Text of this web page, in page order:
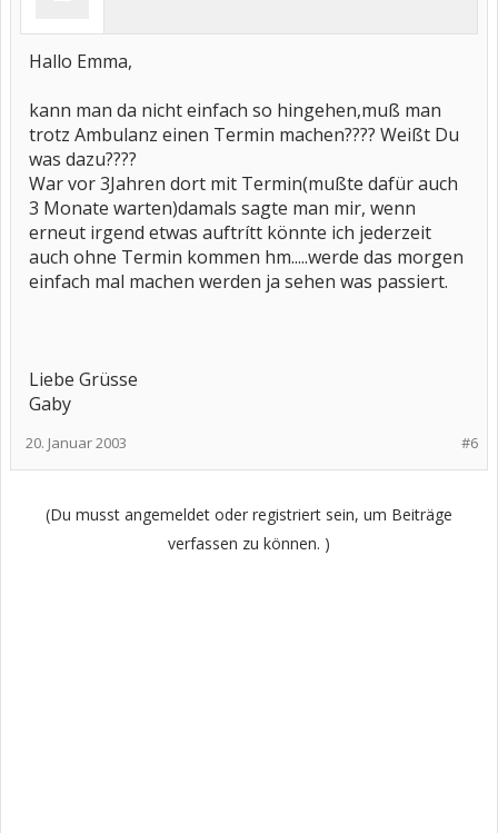
Hallo Emma,
kann man da nicht einfach so hingehen,muß man
trotz Ambulanz einen Termin machen???? Weißt Du
was dazu????
War vor 3Jahren dort mit Termin(mußte dafür auch
3 Monate warten)damals sagte man mir, wenn
erneut irgend etwas auftrítt könnte ich jederzeit
auch ohne Termin kommen hm.....werde das morgen
einfach mal machen werden ja sehen was passiert.
Liebe Grüsse
Gaby
#6
20. Januar 2003
(Du musst angemeldet oder registriert sein, um Beiträge
verfassen zu können. )